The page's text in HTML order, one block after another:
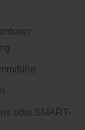
oder SMART-